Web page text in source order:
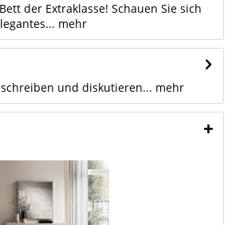
der Extraklasse! Schauen Sie sich
mehr
und diskutieren... mehr